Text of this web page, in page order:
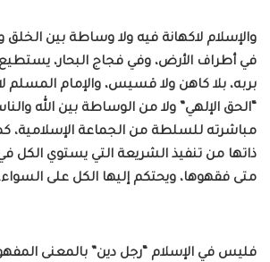
والإسلام لاكهانة فيه ولا وساطة بين
في أطراف الأرض، وفي فجاج البحار،
بربه، بلا كاهن ولا قسيس، والإمام المسلم
“الحق الإلهي” ولا من الوساطة بين الله
مباشرته للسلطة من الجماعة الإسلامية،
ذاتها من تنفيذ الشريعة التي يستوي الكل
متى فقهوها، ويحتكم إليها الكل على السواء.
فليس في الإسلام “رجل دين” بالمعنى